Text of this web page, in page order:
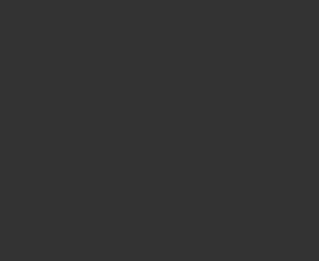
Beaute Petite Repair & Shine Brush Fine To